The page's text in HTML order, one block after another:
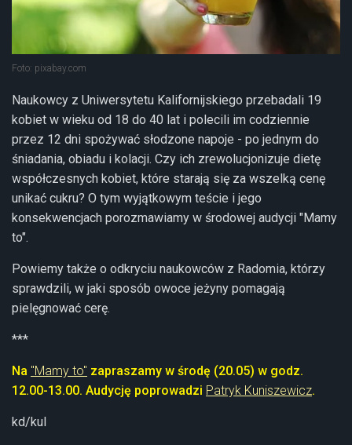
Foto: pixabay.com
Naukowcy z Uniwersytetu Kalifornijskiego przebadali 19
kobiet w wieku od 18 do 40 lat i polecili im codziennie
przez 12 dni spożywać słodzone napoje - po jednym do
śniadania, obiadu i kolacji. Czy ich zrewolucjonizuje dietę
współczesnych kobiet, które starają się za wszelką cenę
unikać cukru? O tym wyjątkowym teście i jego
konsekwencjach porozmawiamy w środowej audycji "Mamy
to".
Powiemy także o odkryciu naukowców z Radomia, którzy
sprawdzili, w jaki sposób owoce jeżyny pomagają
pielęgnować cerę.
***
Na "Mamy to" zapraszamy w środę (20.05) w godz.
12.00-13.00. Audycję poprowadzi Patryk Kuniszewicz.
kd/kul